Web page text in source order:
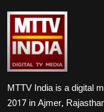
MTTV India is a digital
2017 in Ajmer,